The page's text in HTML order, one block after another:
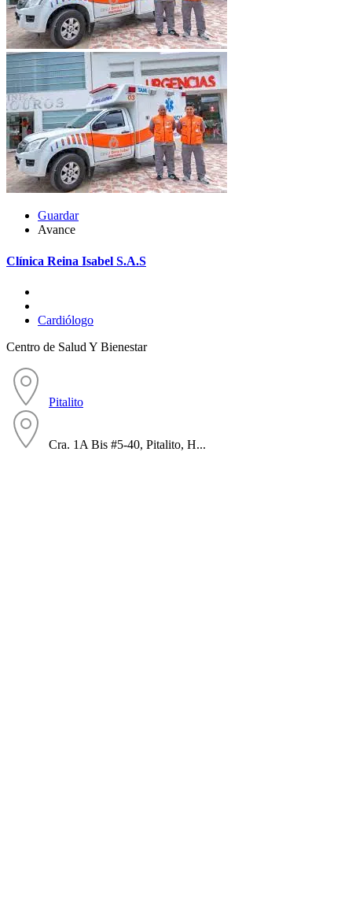
Guardar
Avance
Clínica Reina Isabel S.A.S
Cardiólogo
Centro de Salud Y Bienestar
Pitalito
Cra. 1A Bis #5-40, Pitalito, H...